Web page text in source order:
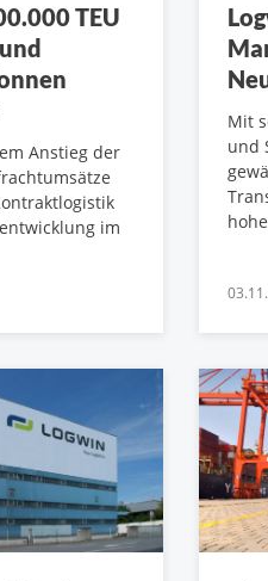
TEU
Anstieg der
im
Mit
und